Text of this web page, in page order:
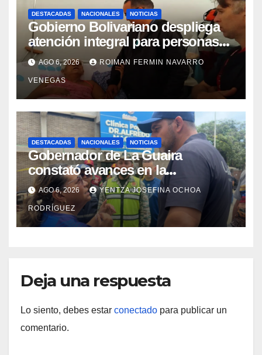
DESTACADAS NACIONALES NOTICIAS
Gobierno Bolivariano despliega
atención integral para personas
con discapacidad en
campamentos de La Guaira
AGO 6, 2026 ROIMAN FERMIN NAVARRO
VENEGAS
DESTACADAS NACIONALES NOTICIAS
Gobernador de La Guaira
constató avances en la
rehabilitación del Hospitalito de
Catia la Mar
AGO 6, 2026 YENTZA JOSEFINA OCHOA
RODRÍGUEZ
Deja una respuesta
Lo siento, debes estar conectado para publicar un
comentario.